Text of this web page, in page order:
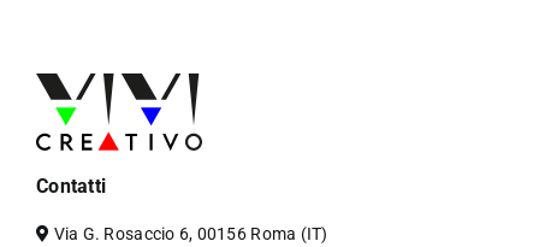
Contatti
Via G. Rosaccio 6, 00156 Roma (IT)